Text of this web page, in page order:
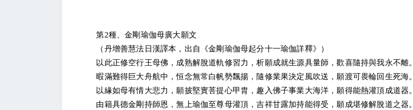
第2種、金剛瑜伽母廣大願文
（丹增善慧法日漢譯本，出自《金剛瑜伽母起分十一瑜伽詳釋》）
以此正修空行王母佛，成熟解脫道軌修習力，析願成就生源具量師，歡喜隨持與我永不離。
暇滿難得巨大舟航中，恒念無常白帆勢飄揚，隨修業果決定風吹送，願渡可畏輪回生死海。
以緣如母有情大悲力，願披堅實菩提心甲胄，趣入佛子事業大海洋，願得能熱灌頂成道器。
由籍具德金剛持師恩，無上瑜伽至尊母灌頂，吉祥甘露加持能得受，願成堪修解脫道之器。